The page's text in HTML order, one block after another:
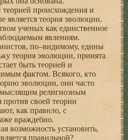
происхождения и
является теория эволюции.
ученых как единственное
явлениям.
по–видимому, едины
теория эволюции, принята
быть теорией и
фактом. Всякого, кто
эволюции, они часто
религиозным
своей теории
как правило, с
враждебно.
возможность установить,
правильной?